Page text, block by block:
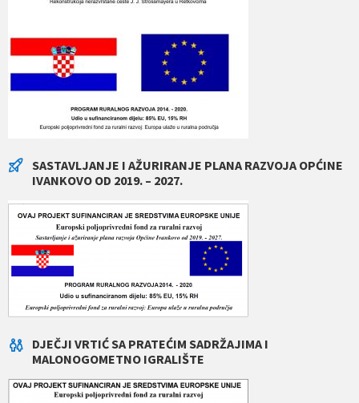
SASTAVLJANJE I AŽURIRANJE PLANA RAZVOJA OPĆINE
IVANKOVO OD 2019. – 2027.
DJEČJI VRTIĆ SA PRATEĆIM SADRŽAJIMA I
MALONOGOMETNO IGRALIŠTE